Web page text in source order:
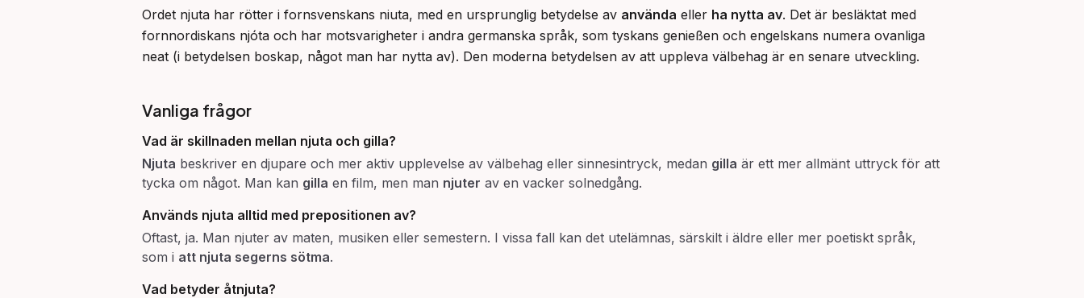
Ordet njuta har rötter i fornsvenskans niuta, med en ursprunglig betydelse av använda eller ha nytta av. Det är besläktat med
fornnordiskans njóta och har motsvarigheter i andra germanska språk, som tyskans genießen och engelskans numera ovanliga
neat (i betydelsen boskap, något man har nytta av). Den moderna betydelsen av att uppleva välbehag är en senare utveckling.
Vanliga frågor
Vad är skillnaden mellan njuta och gilla?
Njuta beskriver en djupare och mer aktiv upplevelse av välbehag eller sinnesintryck, medan gilla är ett mer allmänt uttryck för att
tycka om något. Man kan gilla en film, men man njuter av en vacker solnedgång.
Används njuta alltid med prepositionen av?
Oftast, ja. Man njuter av maten, musiken eller semestern. I vissa fall kan det utelämnas, särskilt i äldre eller mer poetiskt språk,
som i att njuta segerns sötma.
Vad betyder åtnjuta?